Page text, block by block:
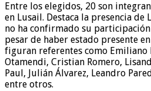
Entre los elegidos, 20 son
en Lusail. Destaca la presencia de
no ha confirmado su
pesar de haber estado presente
figuran referentes como Emiliano
Otamendi, Cristian Romero,
Paul, Julián Álvarez, Leandro
entre otros.